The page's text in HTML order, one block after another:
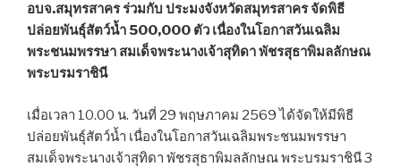
อบจ.สมุทรสาคร ร่วมกับ ประมงจังหวัดสมุทรสาคร จัดพิธี
ปล่อยพันธุ์สัตว์น้ำ 500,000 ตัว เนื่องในโอกาสวันเฉลิม
พระชนมพรรษา สมเด็จพระนางเจ้าสุทิดา พัชรสุธาพิมลลักษณ
พระบรมราชินี
เมื่อเวลา 10.00 น. วันที่ 29 พฤษภาคม 2569 ได้จัดให้มีพิธี
ปล่อยพันธุ์สัตว์น้ำ เนื่องในโอกาสวันเฉลิมพระชนมพรรษา
สมเด็จพระนางเจ้าสุทิดา พัชรสุธาพิมลลักษณ พระบรมราชินี 3